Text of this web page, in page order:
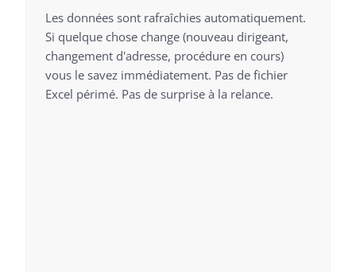
Les données sont rafraîchies automatiquement.
Si quelque chose change (nouveau dirigeant,
changement d'adresse, procédure en cours)
vous le savez immédiatement. Pas de fichier
Excel périmé. Pas de surprise à la relance.